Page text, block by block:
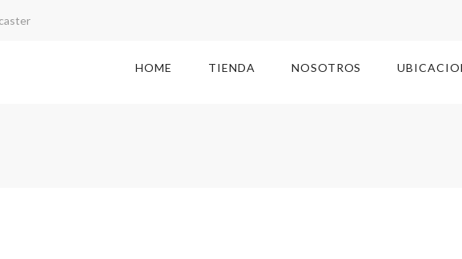
HOME TIENDA NOSOTROS